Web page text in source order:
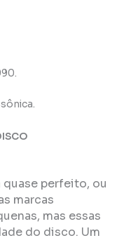
quase perfeito, ou
marcas
mas essas
do disco. Um